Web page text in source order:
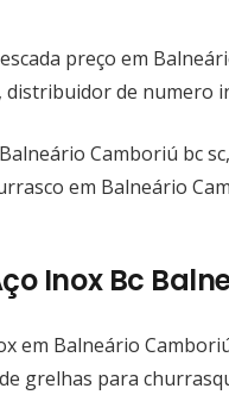
preço em
de numero
Camboriú bc
em Balneário
Inox Bc
em Balneário
grelhas para